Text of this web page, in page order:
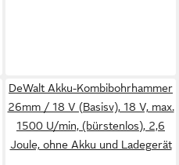
DeWalt Akku-Kombibohrhammer
26mm / 18 V (Basisv), 18 V, max.
1500 U/min, (bürstenlos), 2,6
Joule, ohne Akku und Ladegerät